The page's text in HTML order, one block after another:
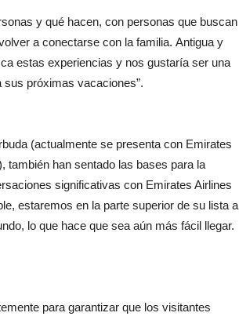
y qué hacen, con personas que buscan
a conectarse con la familia. Antigua y
estas experiencias y nos gustaría ser una
próximas vacaciones”.
(actualmente se presenta con Emirates
también han sentado las bases para la
significativas con Emirates Airlines
estaremos en la parte superior de su lista a
lo que hace que sea aún más fácil llegar.
para garantizar que los visitantes